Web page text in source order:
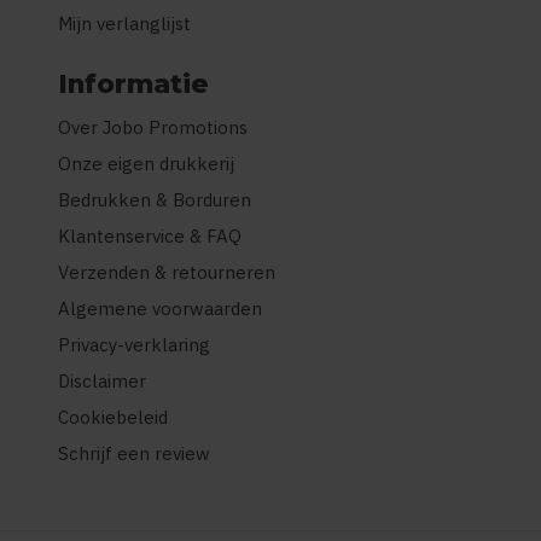
Mijn verlanglijst
Informatie
Over Jobo Promotions
Onze eigen drukkerij
Bedrukken & Borduren
Klantenservice & FAQ
Verzenden & retourneren
Algemene voorwaarden
Privacy-verklaring
Disclaimer
Cookiebeleid
Schrijf een review